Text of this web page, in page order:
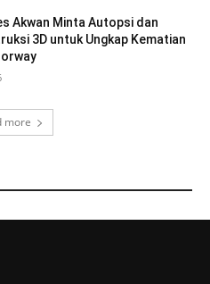
Akwan Minta Autopsi dan
3D untuk Ungkap Kematian
more